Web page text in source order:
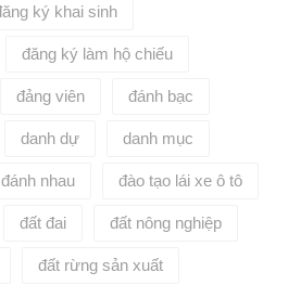
ký khai sinh
đăng ký làm hộ chiếu
đảng viên đánh bạc
danh dự danh mục
đánh nhau đào tạo lái xe ô tô
đất đai đất nông nghiệp
đất rừng sản xuất